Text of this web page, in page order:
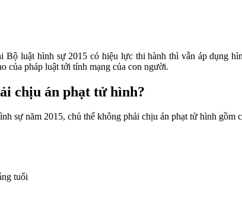
luật hình sự 2015 có hiệu lực thi hành thì vẫn áp dụng
của pháp luật tới tính mạng của con người.
chịu án phạt tử hình?
sự năm 2015, chủ thể không phải chịu án phạt tử hình gồm
tuổi